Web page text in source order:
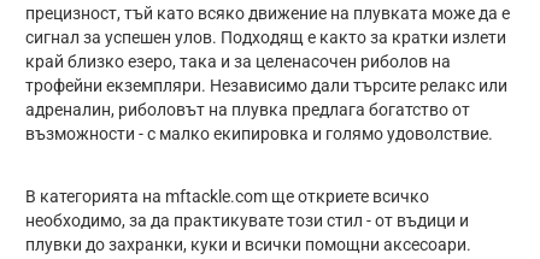
прецизност, тъй като всяко движение на плувката може да е
сигнал за успешен улов. Подходящ е както за кратки излети
край близко езеро, така и за целенасочен риболов на
трофейни екземпляри. Независимо дали търсите релакс или
адреналин, риболовът на плувка предлага богатство от
възможности - с малко екипировка и голямо удоволствие.
В категорията на mftackle.com ще откриете всичко
необходимо, за да практикувате този стил - от въдици и
плувки до захранки, куки и всички помощни аксесоари.